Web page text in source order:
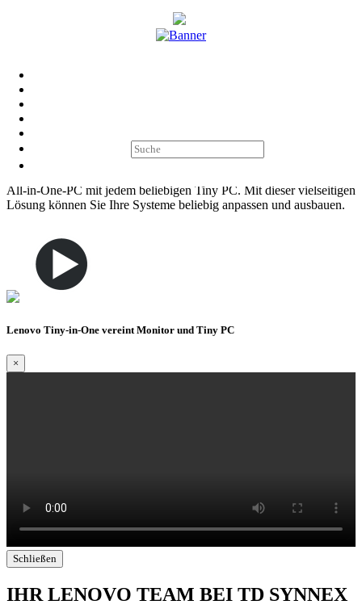
Lenovo Tiny-in-One vereint Monitor und Tiny PC zu einer unschlagbaren
All-in-One-PC mit jedem beliebigen Tiny PC. Mit dieser vielseitigen
Lösung können Sie Ihre Systeme beliebig anpassen und ausbauen.
Lenovo Tiny-in-One vereint Monitor und Tiny PC
×
Schließen
IHR LENOVO TEAM BEI TD SYNNEX